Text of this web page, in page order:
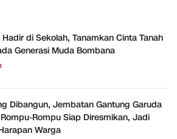
Hadir di Sekolah, Tanamkan Cinta Tanah
Generasi Muda Bombana
Dibangun, Jembatan Gantung Garuda
Rompu Siap Diresmikan, Jadi
Warga